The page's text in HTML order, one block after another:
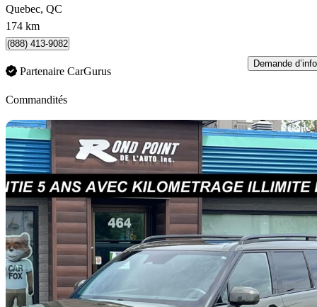
Quebec, QC
174 km
(888) 413-9082
Partenaire CarGurus
Demande d’info
Commandités